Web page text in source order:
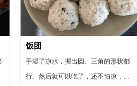
饭团
手湿了凉水，握出圆、三角的形状都
行。然后就可以吃了，还不怕凉，可